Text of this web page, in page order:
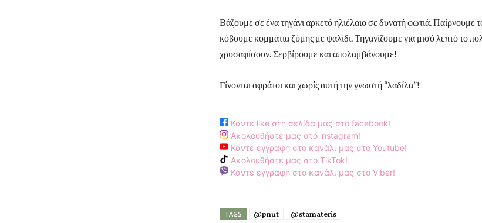
Βάζουμε σε ένα τηγάνι αρκετό ηλιέλαιο σε δυνατή φωτιά. Παίρνουμε
κόβουμε κομμάτια ζύμης με ψαλίδι. Τηγανίζουμε για μισό λεπτό το
χρυσαφίσουν. Σερβίρουμε και απολαμβάνουμε!
Γίνονται αφράτοι και χωρίς αυτή την γνωστή “λαδίλα”!
Κάντε like στη σελίδα μας στο facebook!
Ακολουθήστε μας στο instagram!
Κάντε εγγραφή στο κανάλι μας στο Youtube!
Ακολουθήστε μας στο TikTok!
Κάντε εγγραφή στο κανάλι μας στο Viber!
TAGS @pnut @stamateris